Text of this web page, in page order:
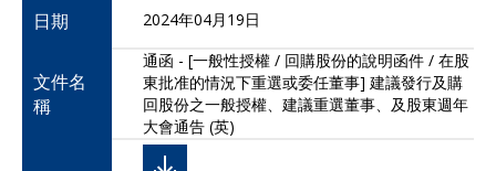
日期 2024年04月19日
文件名
稱
通函 - [一般性授權 / 回購股份的說明函件 / 在股
東批准的情況下重選或委任董事] 建議發行及購
回股份之一般授權、建議重選董事、及股東週年
大會通告 (英)